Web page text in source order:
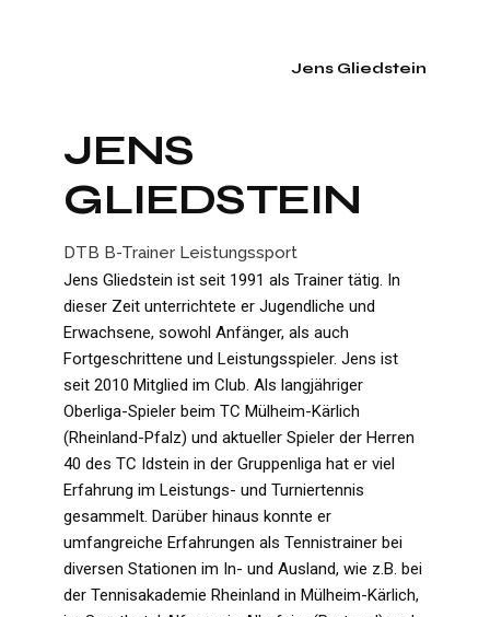
Jens Gliedstein
JENS
GLIEDSTEIN
DTB B-Trainer Leistungssport
Jens Gliedstein ist seit 1991 als Trainer tätig. In
dieser Zeit unterrichtete er Jugendliche und
Erwachsene, sowohl Anfänger, als auch
Fortgeschrittene und Leistungsspieler. Jens ist
seit 2010 Mitglied im Club. Als langjähriger
Oberliga-Spieler beim TC Mülheim-Kärlich
(Rheinland-Pfalz) und aktueller Spieler der Herren
40 des TC Idstein in der Gruppenliga hat er viel
Erfahrung im Leistungs- und Turniertennis
gesammelt. Darüber hinaus konnte er
umfangreiche Erfahrungen als Tennistrainer bei
diversen Stationen im In- und Ausland, wie z.B. bei
der Tennisakademie Rheinland in Mülheim-Kärlich,